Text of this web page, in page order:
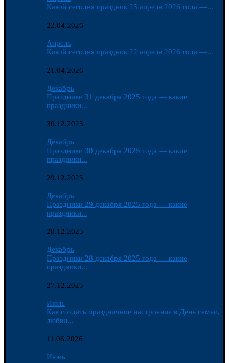
Какой сегодня праздник 23 апреля 2026 года —...
22.04.2026
Апрель
Какой сегодня праздник 22 апреля 2026 года —...
21.04.2026
Декабрь
Праздники 31 декабря 2025 года — какие
праздники...
30.12.2025
Декабрь
Праздники 30 декабря 2025 года — какие
праздники...
29.12.2025
Декабрь
Праздники 29 декабря 2025 года — какие
праздники...
28.12.2025
Декабрь
Праздники 28 декабря 2025 года — какие
праздники...
27.12.2025
Июль
Как создать праздничное настроение в День семьи,
любви...
11.06.2026
Июнь